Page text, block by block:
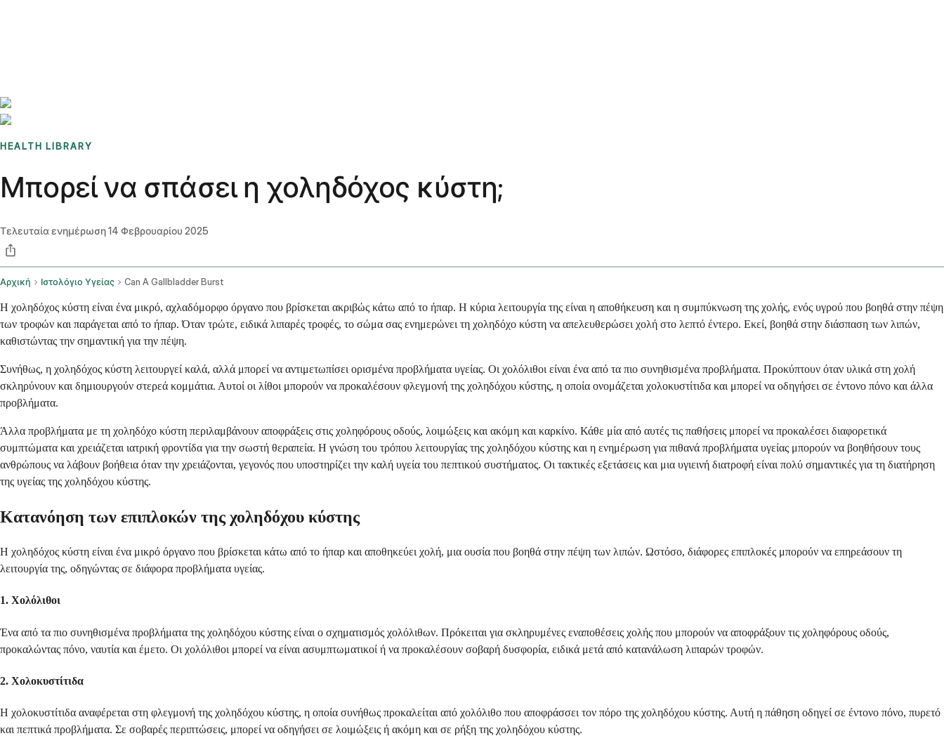
HEALTH LIBRARY
Μπορεί να σπάσει η χοληδόχος κύστη;
Τελευταία ενημέρωση14 Φεβρουαρίου 2025
Αρχική Ιστολόγιο Υγείας Can A Gallbladder Burst
Η χοληδόχος κύστη είναι ένα μικρό, αχλαδόμορφο όργανο που βρίσκεται ακριβώς κάτω από το ήπαρ. Η κύρια λειτουργία της είναι η αποθήκευση και η συμπύκνωση της χολής, ενός υγρού που βοηθά στην πέψη
των τροφών και παράγεται από το ήπαρ. Όταν τρώτε, ειδικά λιπαρές τροφές, το σώμα σας ενημερώνει τη χοληδόχο κύστη να απελευθερώσει χολή στο λεπτό έντερο. Εκεί, βοηθά στην διάσπαση των λιπών,
καθιστώντας την σημαντική για την πέψη.
Συνήθως, η χοληδόχος κύστη λειτουργεί καλά, αλλά μπορεί να αντιμετωπίσει ορισμένα προβλήματα υγείας. Οι χολόλιθοι είναι ένα από τα πιο συνηθισμένα προβλήματα. Προκύπτουν όταν υλικά στη χολή
σκληρύνουν και δημιουργούν στερεά κομμάτια. Αυτοί οι λίθοι μπορούν να προκαλέσουν φλεγμονή της χοληδόχου κύστης, η οποία ονομάζεται χολοκυστίτιδα και μπορεί να οδηγήσει σε έντονο πόνο και άλλα
προβλήματα.
Άλλα προβλήματα με τη χοληδόχο κύστη περιλαμβάνουν αποφράξεις στις χοληφόρους οδούς, λοιμώξεις και ακόμη και καρκίνο. Κάθε μία από αυτές τις παθήσεις μπορεί να προκαλέσει διαφορετικά
συμπτώματα και χρειάζεται ιατρική φροντίδα για την σωστή θεραπεία. Η γνώση του τρόπου λειτουργίας της χοληδόχου κύστης και η ενημέρωση για πιθανά προβλήματα υγείας μπορούν να βοηθήσουν τους
ανθρώπους να λάβουν βοήθεια όταν την χρειάζονται, γεγονός που υποστηρίζει την καλή υγεία του πεπτικού συστήματος. Οι τακτικές εξετάσεις και μια υγιεινή διατροφή είναι πολύ σημαντικές για τη διατήρηση
της υγείας της χοληδόχου κύστης.
Κατανόηση των επιπλοκών της χοληδόχου κύστης
Η χοληδόχος κύστη είναι ένα μικρό όργανο που βρίσκεται κάτω από το ήπαρ και αποθηκεύει χολή, μια ουσία που βοηθά στην πέψη των λιπών. Ωστόσο, διάφορες επιπλοκές μπορούν να επηρεάσουν τη
λειτουργία της, οδηγώντας σε διάφορα προβλήματα υγείας.
1. Χολόλιθοι
Ένα από τα πιο συνηθισμένα προβλήματα της χοληδόχου κύστης είναι ο σχηματισμός χολόλιθων. Πρόκειται για σκληρυμένες εναποθέσεις χολής που μπορούν να αποφράξουν τις χοληφόρους οδούς,
προκαλώντας πόνο, ναυτία και έμετο. Οι χολόλιθοι μπορεί να είναι ασυμπτωματικοί ή να προκαλέσουν σοβαρή δυσφορία, ειδικά μετά από κατανάλωση λιπαρών τροφών.
2. Χολοκυστίτιδα
Η χολοκυστίτιδα αναφέρεται στη φλεγμονή της χοληδόχου κύστης, η οποία συνήθως προκαλείται από χολόλιθο που αποφράσσει τον πόρο της χοληδόχου κύστης. Αυτή η πάθηση οδηγεί σε έντονο πόνο, πυρετό
και πεπτικά προβλήματα. Σε σοβαρές περιπτώσεις, μπορεί να οδηγήσει σε λοιμώξεις ή ακόμη και σε ρήξη της χοληδόχου κύστης.